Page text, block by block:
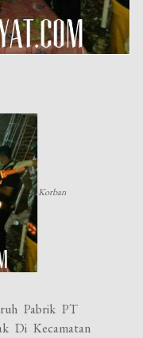
Korban
Pabrik PT
Di Kecamatan